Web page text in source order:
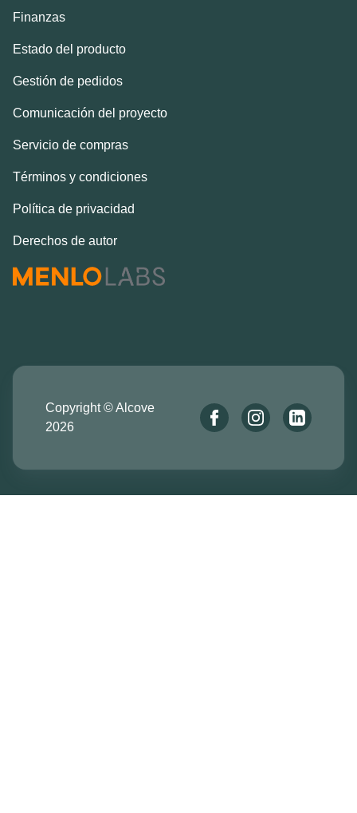
Finanzas
Estado del producto
Gestión de pedidos
Comunicación del proyecto
Servicio de compras
Términos y condiciones
Política de privacidad
Derechos de autor
Copyright © Alcove
2026